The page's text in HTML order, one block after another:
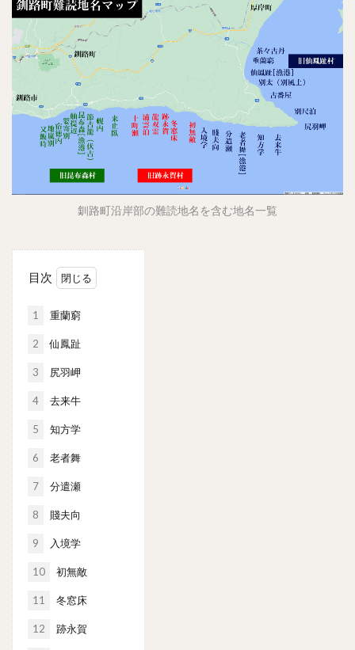
釧路町沿岸部の難読地名を含む地名一覧
目次
1 重蘭窮
2 仙鳳趾
3 尻羽岬
4 去来牛
5 知方学
6 老者舞
7 分遣瀬
8 賤夫向
9 入境学
10 初無敵
11 冬窓床
12 跡永賀